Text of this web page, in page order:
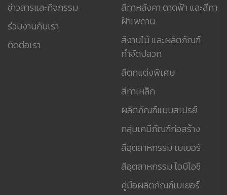
ข่าวสารและกิจกรรม
ร่วมงานกับเรา
ติดต่อเรา
สีทาหลังคา ดาดฟ้า และสีทา
ฝ้าเพดาน
สีงานไม้ และผลิตภัณฑ์
กำจัดปลวก
สีตกแต่งพิเศษ
สีทาเหล็ก
ผลิตภัณฑ์แบบสเปรย์
กลุ่มเคมีภัณฑ์ก่อสร้าง
สีอุตสาหกรรม เบเยอร์
สีอุตสาหกรรม ไอบีไอซี
คู่มือผลิตภัณฑ์เบเยอร์